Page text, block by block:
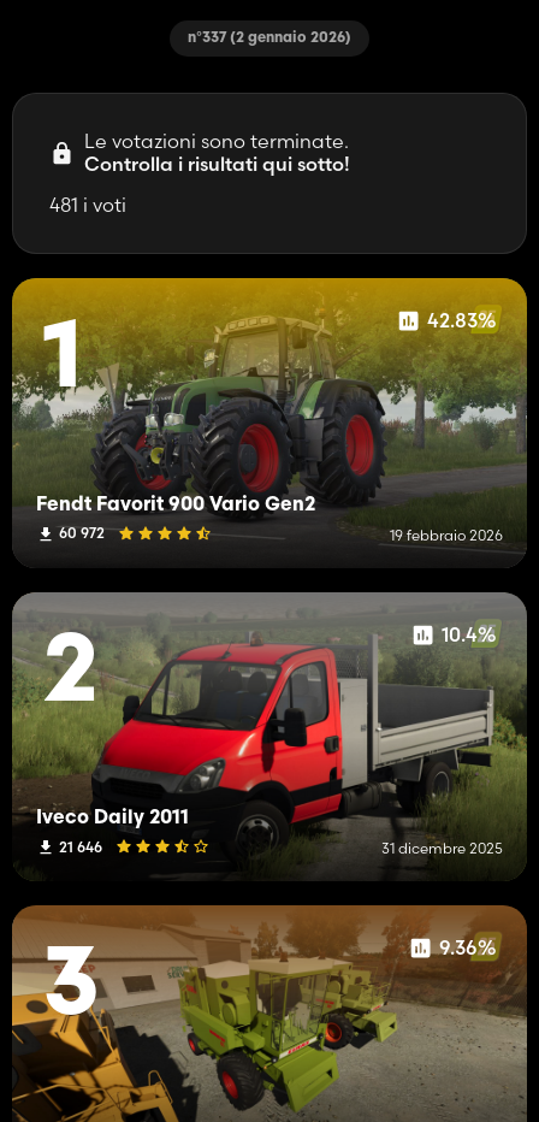
n°337 (2 gennaio 2026)
Le votazioni sono terminate.
Controlla i risultati qui sotto!
481 i voti
1 42.83%
Fendt Favorit 900 Vario Gen2
60 972 19 febbraio 2026
2 10.4%
Iveco Daily 2011
21 646 31 dicembre 2025
3 9.36%